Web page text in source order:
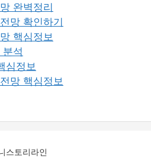
완벽정리
망 확인하기
핵심정보
석
심정보
망 핵심정보
스토리라인